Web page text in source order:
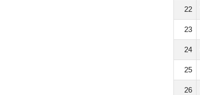
22
23
24
25
26